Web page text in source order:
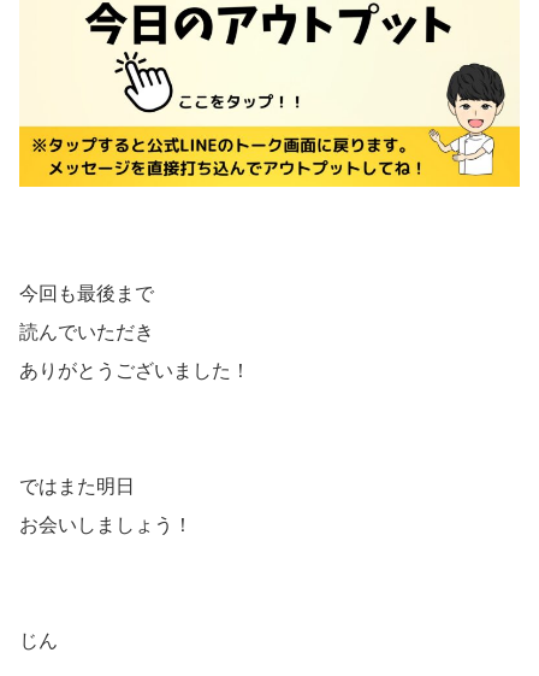
今回も最後まで
読んでいただき
ありがとうございました！
ではまた明日
お会いしましょう！
じん